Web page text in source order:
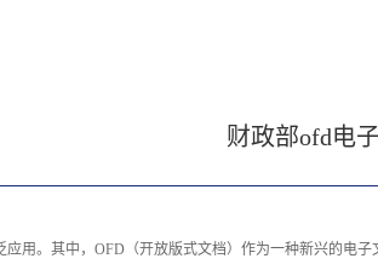
财政部ofd电
用。其中，OFD（开放版式文档）作为一种新兴的电